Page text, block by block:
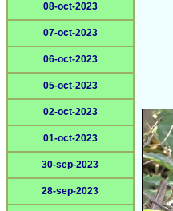
08-oct-2023
07-oct-2023
06-oct-2023
05-oct-2023
02-oct-2023
01-oct-2023
30-sep-2023
28-sep-2023